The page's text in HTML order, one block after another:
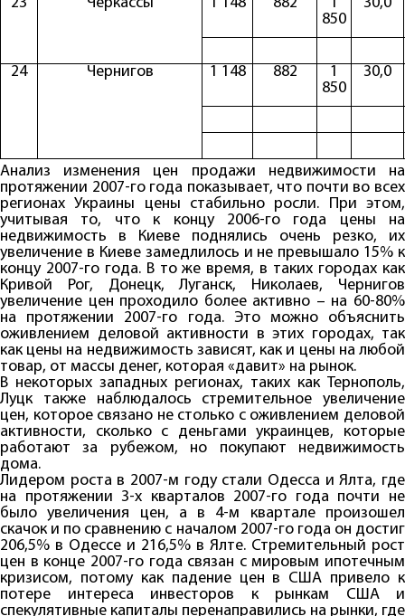
850
24 Чернигов 1 148 882
1
850
30,0
Анализ изменения цен продажи недвижимости на
протяжении 2007-го года показывает, что почти во всех
регионах Украины цены стабильно росли. При этом,
учитывая то, что к концу 2006-го года цены на
недвижимость в Киеве поднялись очень резко, их
увеличение в Киеве замедлилось и не превышало 15% к
концу 2007-го года. В то же время, в таких городах как
Кривой Рог, Донецк, Луганск, Николаев, Чернигов
увеличение цен проходило более активно – на 60-80%
на протяжении 2007-го года. Это можно объяснить
оживлением деловой активности в этих городах, так
как цены на недвижимость зависят, как и цены на любой
товар, от массы денег, которая «давит» на рынок.
В некоторых западных регионах, таких как Тернополь,
Луцк также наблюдалось стремительное увеличение
цен, которое связано не столько с оживлением деловой
активности, сколько с деньгами украинцев, которые
работают за рубежом, но покупают недвижимость
дома.
Лидером роста в 2007-м году стали Одесса и Ялта, где
на протяжении 3-х кварталов 2007-го года почти не
было увеличения цен, а в 4-м квартале произошел
скачок и по сравнению с началом 2007-го года он достиг
206,5% в Одессе и 216,5% в Ялте. Стремительный рост
цен в конце 2007-го года связан с мировым ипотечным
кризисом, потому как падение цен в США привело к
потере интереса инвесторов к рынкам США и
спекулятивные капиталы перенаправились на рынки, где